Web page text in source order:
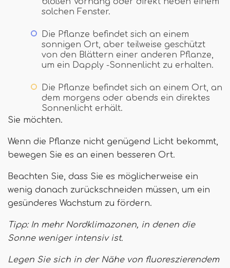
solchen Fenster.
Die Pflanze befindet sich an einem
sonnigen Ort, aber teilweise geschützt
von den Blättern einer anderen Pflanze,
um ein Dapply -Sonnenlicht zu erhalten.
Die Pflanze befindet sich an einem Ort, an
dem morgens oder abends ein direktes
Sonnenlicht erhält.
Sie möchten.
Wenn die Pflanze nicht genügend Licht bekommt,
bewegen Sie es an einen besseren Ort.
Beachten Sie, dass Sie es möglicherweise ein
wenig danach zurückschneiden müssen, um ein
gesünderes Wachstum zu fördern.
Tipp: In mehr Nordklimazonen, in denen die
Sonne weniger intensiv ist.
Legen Sie sich in der Nähe von fluoreszierendem